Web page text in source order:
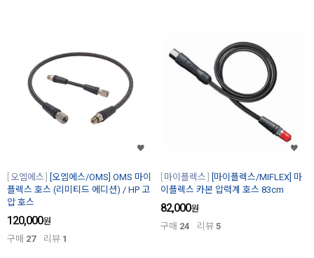
오엠에스
[오엠에스/OMS] OMS 마이
플렉스 호스 (리미티드 에디션) / HP 고
압 호스
120,000원
구매 27 리뷰 1
마이플렉스
[마이플렉스/MIFLEX] 마
이플렉스 카본 압력계 호스 83cm
82,000원
구매 24 리뷰 5